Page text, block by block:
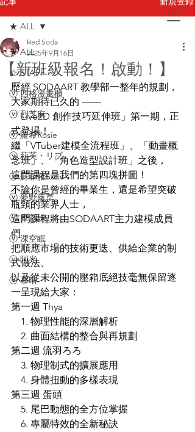
お問い合わせ
★ ALL
☆ STAFF
ⓥ 四格漫畫櫃
ⓥ 烈芝麻
ⓥ 蘿希Rosie
ⓥ 莉芙・リブ
ⓥ 蘇菲蕥Sofia
ⓥ 夢野薰草
ⓥ 庫洛姆
ⓥ 深空眠
ⓥ 阿光
ⓥ 慕晴
★ ALL
【新班級報名！啟動！】
Red Soda
2025年9月16日
歷經 SODAART 教學部一整年的規劃，
大家期待已久的 ——
「Live2D 創作技巧延伸班」第一期，正
式登場！
繼「VTuber建模全流程班」、「動畫概
念班」、「角色造型設計班」之後，
這門課程是我們的第四塊拼圖！
不論你是曾經的畢業生，還是希望突破
瓶頸的業界人士，
這門課程將由SODAART主力建模成員
們，
把順應市場的技術更迭、供給企業的制
式做法、
以及從未公開的壓箱底絕技毫無保留逐
一呈現給大家：
第一週 Thya
1. 物理性能的深層解析
2. 曲面結構的整合與再規劃
第二週 流羽ろろ
3. 物理制式的擴展應用
4. 身體扭動的多樣表現
第三週 蛋頭
5. 尾巴動態的全方位掌握
6. 專屬特效的全新秘訣